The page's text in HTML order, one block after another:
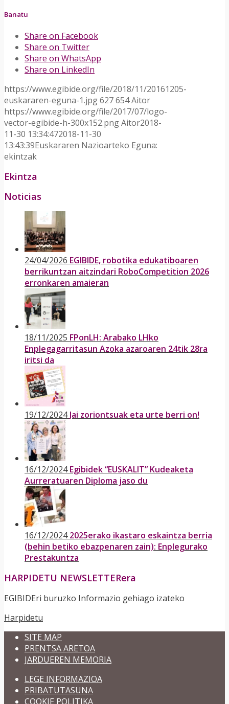
Banatu
Share on Facebook
Share on Twitter
Share on WhatsApp
Share on LinkedIn
https://www.egibide.org/file/2018/11/20161205-
euskararen-eguna-1.jpg627654Aitor
https://www.egibide.org/file/2017/07/logo-
vector-egibide-h-300x152.pngAitor2018-
11-30 13:34:472018-11-30
13:43:39Euskararen Nazioarteko Eguna:
ekintzak
Ekintza
Noticias
24/04/2026 EGIBIDE, robotika edukatiboaren
berrikuntzan aitzindari RoboCompetition 2026
erronkaren amaieran
18/11/2025 FPonLH: Arabako LHko
Enplegagarritasun Azoka azaroaren 24tik 28ra
iritsi da
19/12/2024 Jai zoriontsuak eta urte berri on!
16/12/2024 Egibidek “EUSKALIT” Kudeaketa
Aurreratuaren Diploma jaso du
16/12/2024 2025erako ikastaro eskaintza berria
(behin betiko ebazpenaren zain): Enplegurako
Prestakuntza
HARPIDETU NEWSLETTERera
EGIBIDEri buruzko Informazio gehiago izateko
Harpidetu
SITE MAP
PRENTSA ARETOA
JARDUEREN MEMORIA
LEGE INFORMAZIOA
PRIBATUTASUNA
COOKIE POLITIKA